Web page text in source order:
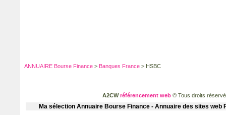
ANNUAIRE Bourse Finance > Banques France > HSBC
A2CWréférencement web © Tous droits
Ma sélection Annuaire Bourse Finance - Annuaire des sites web